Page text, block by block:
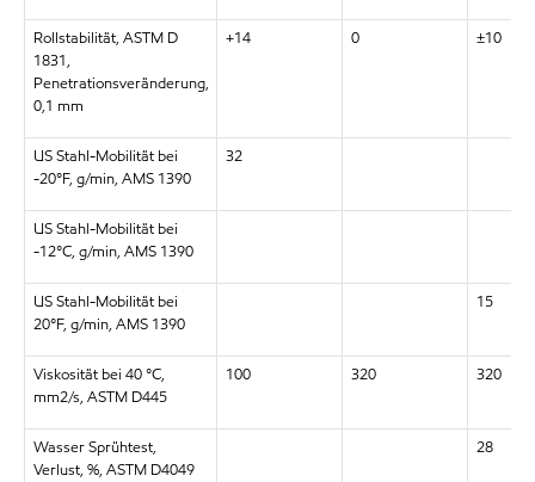
Rollstabilität, ASTM D
1831,
Penetrationsveränderung,
0,1 mm
+14 0 ±10
US Stahl-Mobilität bei
-20°F, g/min, AMS 1390
32
US Stahl-Mobilität bei
-12°C, g/min, AMS 1390
US Stahl-Mobilität bei
20°F, g/min, AMS 1390
15
Viskosität bei 40 °C,
mm2/s, ASTM D445
100 320 320
Wasser Sprühtest,
Verlust, %, ASTM D4049
28